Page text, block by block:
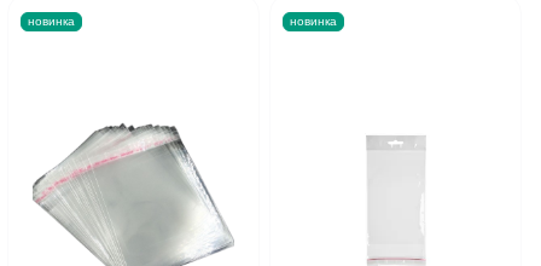
новинка новинка